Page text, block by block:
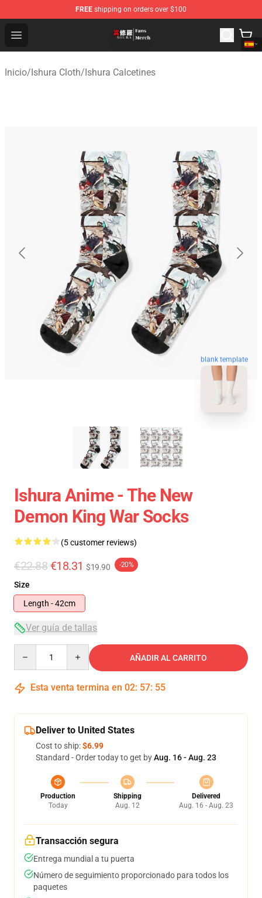
FREE shipping on orders over $100
Open menu
Ishura Store - Official Ishura Merchandise Shop
Inicio/Ishura Cloth/Ishura Calcetines
blank template
Ishura Anime - The New
Demon King War Socks
(5 customer reviews)
€22.88 €18.31 $19.90 -20%
Size
Length - 42cm
Ver guía de tallas
AÑADIR AL CARRITO
Esta venta termina en 02: 57: 54
Deliver to United States
Cost to ship:$6.99
Standard - Order today to get byAug. 16 - Aug. 23
Production
Today
Shipping
Aug. 12
Delivered
Aug. 16 - Aug. 23
Transacción segura
Entrega mundial a tu puerta
Número de seguimiento proporcionado para todos los
paquetes